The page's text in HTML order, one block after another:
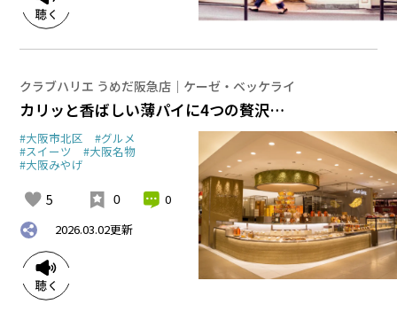
クラブハリエ うめだ阪急店｜ケーゼ・ベッケライ
カリッと香ばしい薄パイに4つの贅沢…
#大阪市北区 #グルメ
#スイーツ #大阪名物
#大阪みやげ
5 0
0
2026.03.02更新